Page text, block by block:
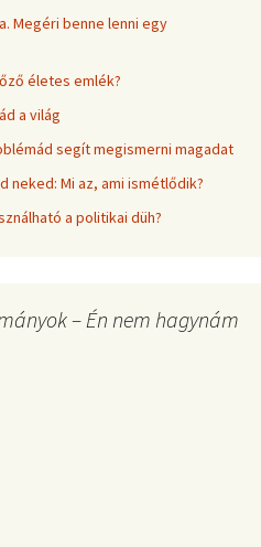
Megéri benne lenni egy
életes emlék?
a világ
segít megismerni magadat
neked: Mi az, ami ismétlődik?
a politikai düh?
– Én nem hagynám